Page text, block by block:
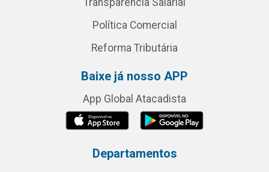
Transparência Salarial
Política Comercial
Reforma Tributária
Baixe já nosso APP
App Global Atacadista
Departamentos